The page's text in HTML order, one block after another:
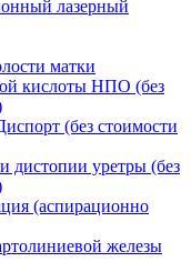
лазерный
матки
кислоты НПО (без
(без стоимости
дистопии уретры (без
(аспирационно
железы